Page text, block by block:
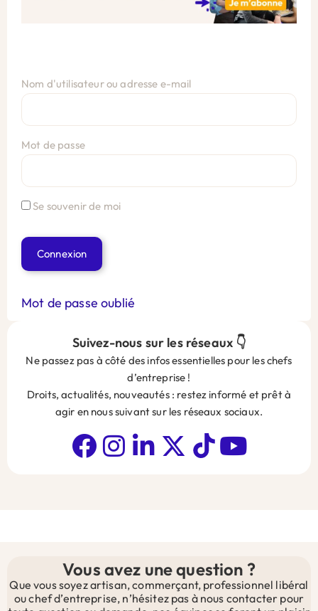
Nom d'utilisateur ou adresse e-mail
Mot de passe
Se souvenir de moi
Mot de passe oublié
Suivez-nous sur les réseaux 👇
Ne passez pas à côté des infos essentielles pour les chefs
d’entreprise !
Droits, actualités, nouveautés : restez informé et prêt à
agir en nous suivant sur les réseaux sociaux.
Vous avez une question ?
Que vous soyez artisan, commerçant, professionnel libéral
ou chef d’entreprise, n’hésitez pas à nous contacter pour